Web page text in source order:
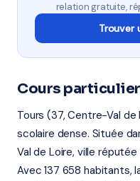
relation gratuite,
Trouver
Cours
Tours (37, Centre-Val
scolaire dense. Située
Val de Loire, ville
Avec 137 658 habitants,